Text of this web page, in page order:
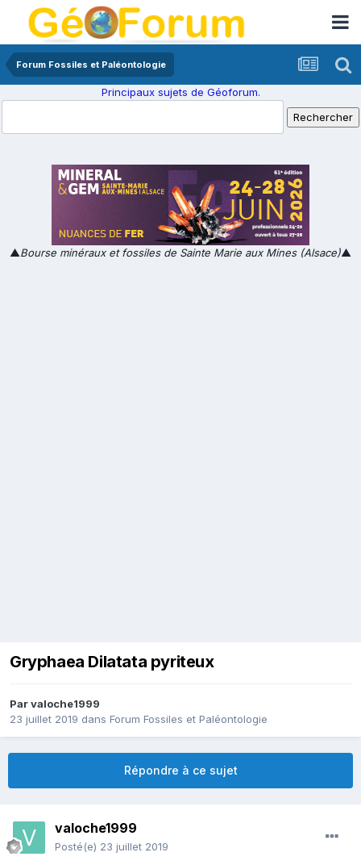
Forum Fossiles et Paléontologie
Principaux sujets de Géoforum.
▲Bourse minéraux et fossiles de Sainte Marie aux Mines (Alsace)▲
Gryphaea Dilatata pyriteux
Parvaloche1999
23 juillet 2019 dans Forum Fossiles et Paléontologie
Répondre à ce sujet
valoche1999
Posté(e) 23 juillet 2019